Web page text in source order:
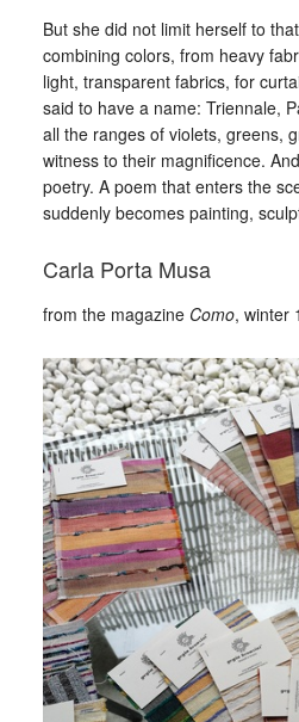
But she did not limit herself to
combining colors, from heavy
light, transparent fabrics, for
said to have a name: Triennale,
all the ranges of violets, greens,
witness to their magnificence.
poetry. A poem that enters the
suddenly becomes painting,
Carla Porta Musa
from the magazineComo, winter